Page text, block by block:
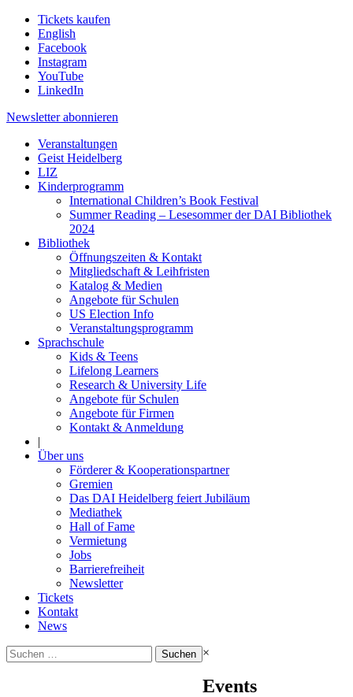
Tickets kaufen
English
Facebook
Instagram
YouTube
LinkedIn
Newsletter abonnieren
Veranstaltungen
Geist Heidelberg
LIZ
Kinderprogramm
International Children’s Book Festival
Summer Reading – Lesesommer der DAI Bibliothek
2024
Bibliothek
Öffnungszeiten & Kontakt
Mitgliedschaft & Leihfristen
Katalog & Medien
Angebote für Schulen
US Election Info
Veranstaltungsprogramm
Sprachschule
Kids & Teens
Lifelong Learners
Research & University Life
Angebote für Schulen
Angebote für Firmen
Kontakt & Anmeldung
|
Über uns
Förderer & Kooperationspartner
Gremien
Das DAI Heidelberg feiert Jubiläum
Mediathek
Hall of Fame
Vermietung
Jobs
Barrierefreiheit
Newsletter
Tickets
Kontakt
News
Suchen
nach:
×
Events